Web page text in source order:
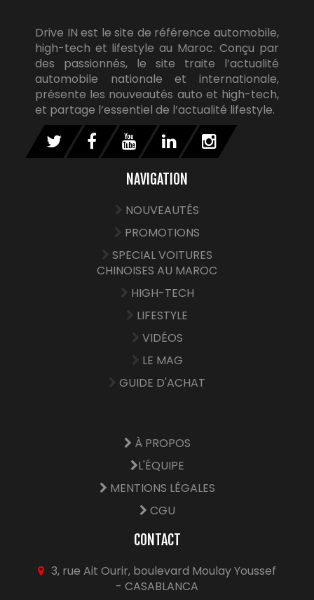
Drive IN est le site de référence automobile,
high-tech et lifestyle au Maroc. Conçu par
des passionnés, le site traite l’actualité
automobile nationale et internationale,
présente les nouveautés auto et high-tech,
et partage l’essentiel de l’actualité lifestyle.
NAVIGATION
NOUVEAUTÉS
PROMOTIONS
SPECIAL VOITURES
CHINOISES AU MAROC
HIGH-TECH
LIFESTYLE
VIDÉOS
LE MAG
GUIDE D'ACHAT
À PROPOS
L'ÉQUIPE
MENTIONS LÉGALES
CGU
CONTACT
3, rue Ait Ourir, boulevard Moulay Youssef
- CASABLANCA